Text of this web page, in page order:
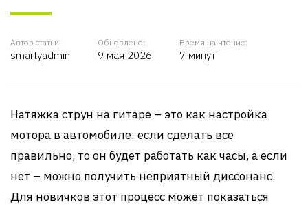
Автор статьи:
smartyadmin
Обновлено:
9 мая 2026
Время на чтение:
7 минут
Натяжка струн на гитаре – это как настройка
мотора в автомобиле: если сделать все
правильно, то он будет работать как часы, а если
нет – можно получить неприятный диссонанс.
Для новичков этот процесс может показаться